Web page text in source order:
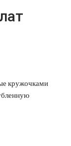
кружочками